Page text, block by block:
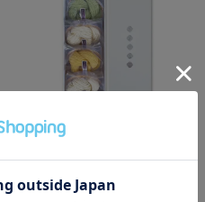
り５袋入」お香典返し、法要の引
き出物に ※意匠登録商品